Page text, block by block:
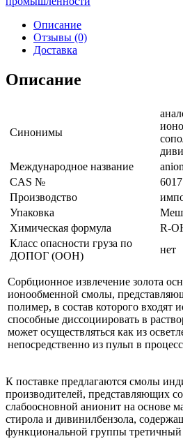
Описание
Отзывы (0)
Доставка
Описание
Синонимы
Международное название
CAS №
Производство
Упаковка
Химическая формула
R-
Класс опасности груза по
ДОПОГ (ООН)
нет
Сорбционное извлечение золота
ионообменной смолы,
полимер, в состав которого входят
способные диссоциировать в
может осуществляться как из
непосредственно из пульп в
К поставке предлагаются смолы
производителей, представляющих
слабоосновной анионит на основе
стирола и дивинилбензола,
функциональной группы